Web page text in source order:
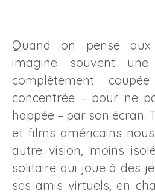
Quand on pense
imagine souvent une
complètement
concentrée – pour ne
happée – par son écran.
et films américains
autre vision, moins
solitaire qui joue à des
ses amis virtuels, en